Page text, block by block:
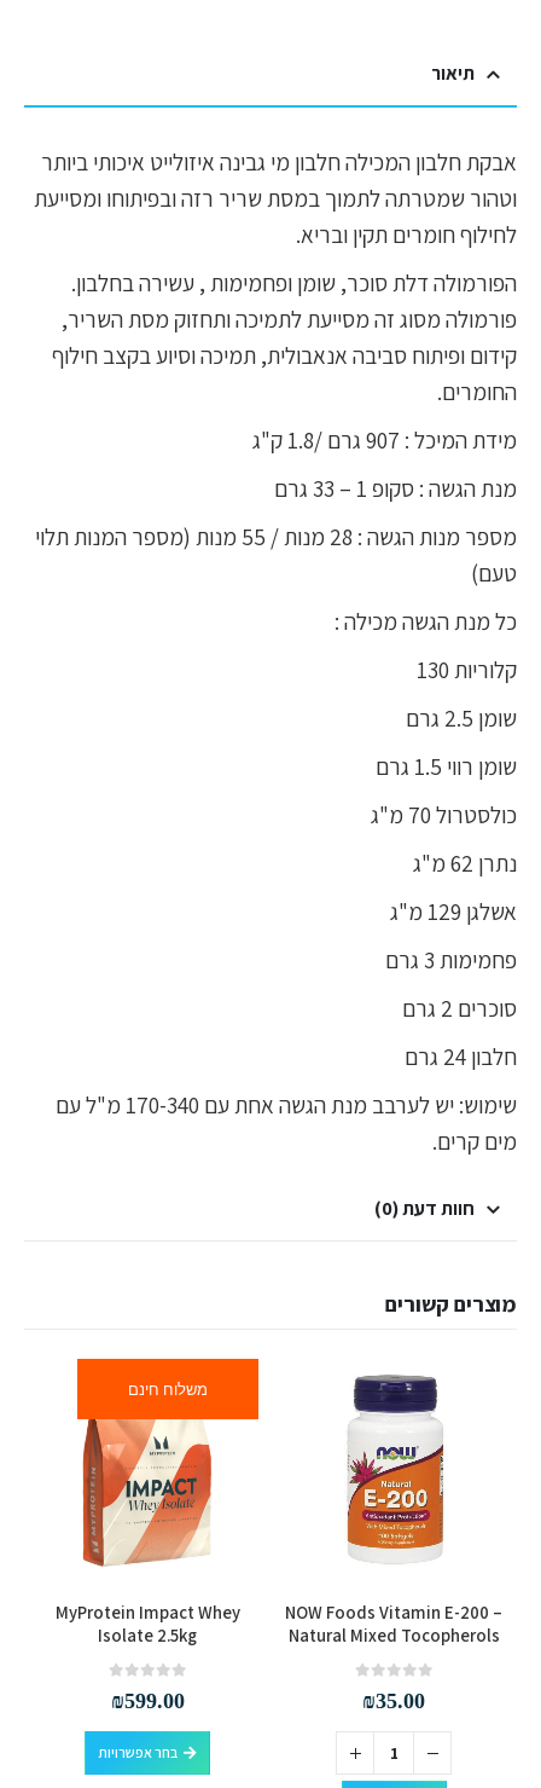
תיאור
אבקת חלבון המכילה חלבון מי גבינה איזולייט איכותי ביותר
וטהור שמטרתה לתמוך במסת שריר רזה ובפיתוחו ומסייעת
לחילוף חומרים תקין ובריא.
הפורמולה דלת סוכר, שומן ופחמימות , עשירה בחלבון.
פורמולה מסוג זה מסייעת לתמיכה ותחזוק מסת השריר,
קידום ופיתוח סביבה אנאבולית, תמיכה וסיוע בקצב חילוף
החומרים.
מידת המיכל : 907 גרם /1.8 ק"ג
מנת הגשה : סקופ 1 – 33 גרם
מספר מנות הגשה : 28 מנות / 55 מנות (מספר המנות תלוי
טעם)
כל מנת הגשה מכילה :
קלוריות 130
שומן 2.5 גרם
שומן רווי 1.5 גרם
כולסטרול 70 מ"ג
נתרן 62 מ"ג
אשלגן 129 מ"ג
פחמימות 3 גרם
סוכרים 2 גרם
חלבון 24 גרם
שימוש: יש לערבב מנת הגשה אחת עם 170-340 מ"ל עם
מים קרים.
חוות דעת (0)
מוצרים קשורים
NOW Foods Vitamin E-200 –
Natural Mixed Tocopherols
₪35.00
משלוח חינם
MyProtein Impact Whey
Isolate 2.5kg
₪599.00
בחר אפשרויות
למוצר זה יש מספר סוגים. ניתן לבחור את האפשרויות בעמוד המוצר